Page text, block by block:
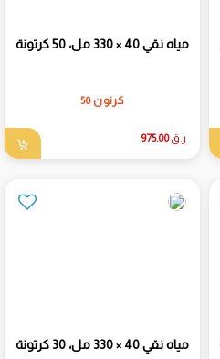
مياه نقي 40 × 330 مل، 50 كرتونة
كرتون 50
ر.ق975.00
مياه نقي 40 × 330 مل، 30 كرتونة